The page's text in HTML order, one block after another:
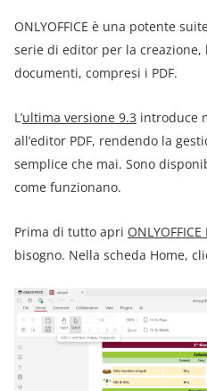
ONLYOFFICE è una potente
serie di editor per la creazione,
documenti, compresi i PDF.
L’ultima versione 9.3 introduce
all’editor PDF, rendendo la
semplice che mai. Sono
come funzionano.
Prima di tutto apri
bisogno. Nella scheda Home,